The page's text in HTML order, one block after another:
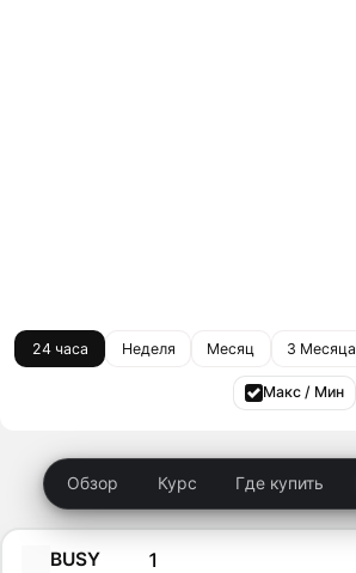
24 часа Неделя Месяц 3 Месяца
Макс / Мин
Обзор Курс Где купить
BUSY